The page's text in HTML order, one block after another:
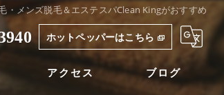
・メンズ脱毛＆エステスパClean Kingがおすすめ
ホットペッパーはこちら
アクセス ブログ